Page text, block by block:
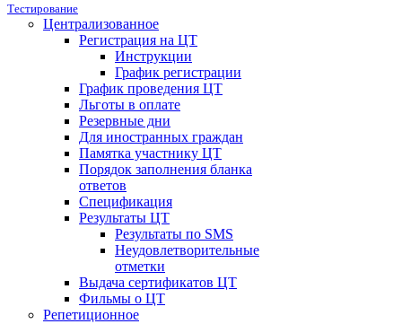
Тестирование
Централизованное
Регистрация на ЦТ
Инструкции
График регистрации
График проведения ЦТ
Льготы в оплате
Резервные дни
Для иностранных граждан
Памятка участнику ЦТ
Порядок заполнения бланка
ответов
Спецификация
Результаты ЦТ
Результаты по SMS
Неудовлетворительные
отметки
Выдача сертификатов ЦТ
Фильмы о ЦТ
Репетиционное